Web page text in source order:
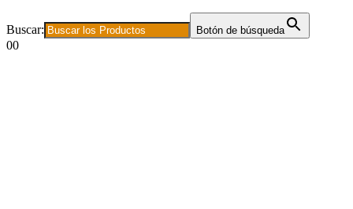
Buscar: Botón de búsqueda
00